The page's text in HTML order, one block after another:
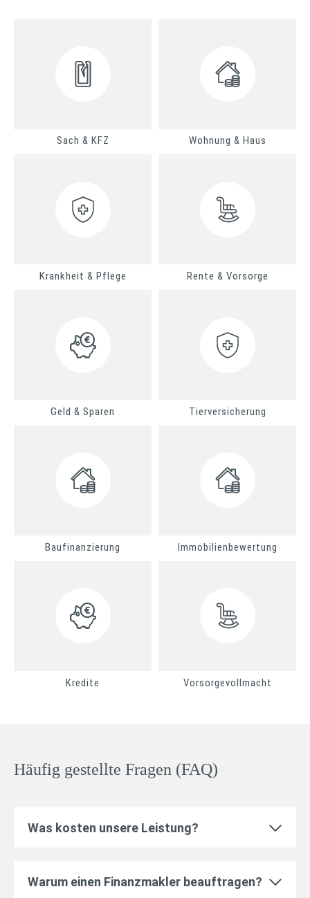
Sach & KFZ Wohnung & Haus
Krankheit & Pflege Rente & Vorsorge
Geld & Sparen Tierversicherung
Baufinanzierung Immobilienbewertung
Kredite Vorsorgevollmacht
Häufig gestellte Fragen (FAQ)
Was kosten unsere Leistung?
Warum einen Finanzmakler beauftragen?